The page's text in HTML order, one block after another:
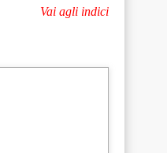
Vai agli indici